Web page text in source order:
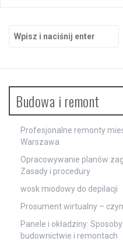
Budowa i remont
Profesjonalne remonty
Warszawa
Opracowywanie planów
Zasady i procedury
wosk miodowy do depilacji
Prosument wirtualny –
Panele i okładziny:
budownictwie i remontach